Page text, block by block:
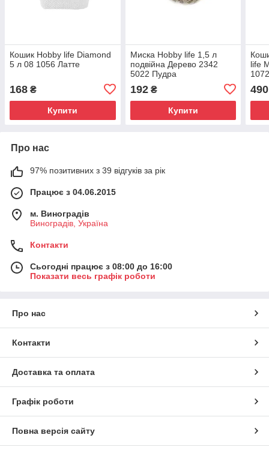
Кошик Hobby life Diamond
5 л 08 1056 Латте
168 ₴
Купити
Миска Hobby life 1,5 л
подвійна Дерево 2342
5022 Пудра
192₴
Купити
life
490
Про нас
97% позитивних з 39 відгуків за рік
Працює з 04.06.2015
м. Виноградів
Виноградів, Україна
Контакти
Сьогодні працює з 08:00 до 16:00
Показати весь графік роботи
Про нас
Контакти
Доставка та оплата
Графік роботи
Повна версія сайту